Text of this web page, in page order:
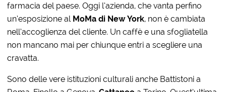
farmacia del paese. Oggi l’azienda, che vanta perfino
un’esposizione al MoMa di New York, non è cambiata
nell’accoglienza del cliente. Un caffè e una sfogliatella
non mancano mai per chiunque entri a scegliere una
cravatta.
Sono delle vere istituzioni culturali anche Battistoni a